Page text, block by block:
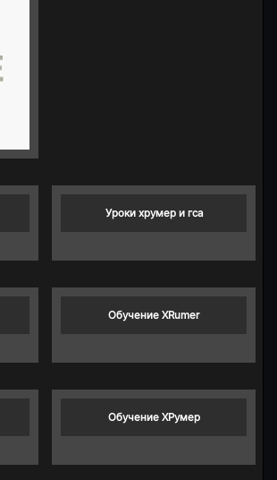
Уроки хрумер и гса
Обучение XRumer
Обучение ХРумер